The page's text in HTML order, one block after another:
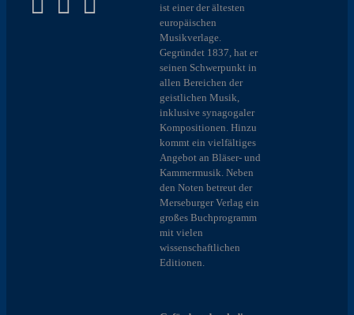
ist einer der ältesten
europäischen
Musikverlage.
Gegründet 1837, hat er
seinen Schwerpunkt in
allen Bereichen der
geistlichen Musik,
inklusive synagogaler
Kompositionen. Hinzu
kommt ein vielfältiges
Angebot an Bläser- und
Kammermusik. Neben
den Noten betreut der
Merseburger Verlag ein
großes Buchprogramm
mit vielen
wissenschaftlichen
Editionen.